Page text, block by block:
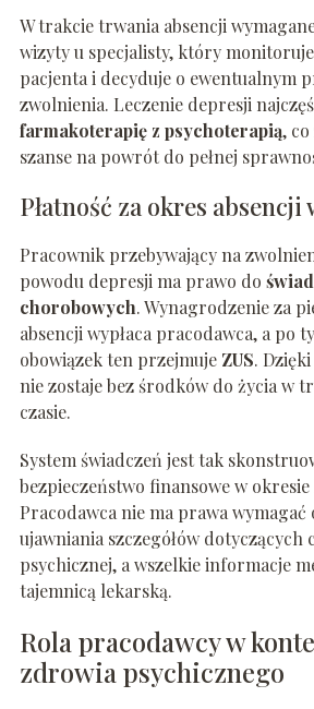
W trakcie trwania absencji
wizyty u specjalisty, który
pacjenta i decyduje o ewentualnym
zwolnienia. Leczenie depresji
farmakoterapię z psychoterapią,
szanse na powrót do pełnej
Płatność za okres absencji
Pracownik przebywający na
powodu depresji ma prawo do
chorobowych. Wynagrodzenie za
absencji wypłaca pracodawca, a po
obowiązek ten przejmuje ZUS.
nie zostaje bez środków do życia w
czasie.
System świadczeń jest tak
bezpieczeństwo finansowe w okresie
Pracodawca nie ma prawa
ujawniania szczegółów dotyczących
psychicznej, a wszelkie informacje
tajemnicą lekarską.
Rola pracodawcy w
zdrowia psychicznego